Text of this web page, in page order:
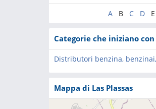
A B C D E
Categorie che iniziano con
Distributori benzina,
Mappa di Las Plassas